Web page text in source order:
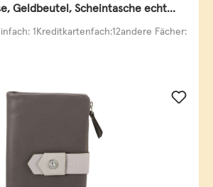
Geldbeutel, Scheintasche echt
1Kreditkartenfach:12andere Fächer: